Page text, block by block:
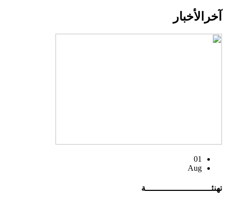
آخر الأخبار
01
Aug
تهنئــــــــــــــــــــــــــة